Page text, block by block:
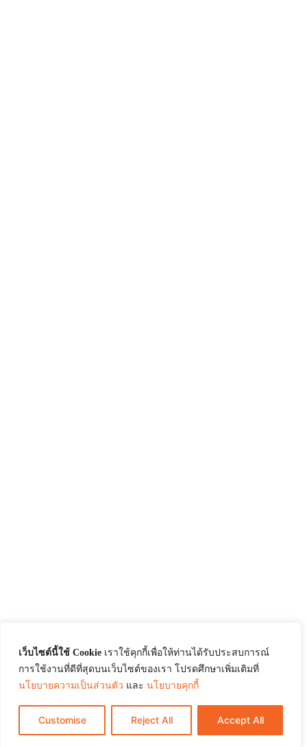
เว็บไซต์นี้ใช้ Cookie เราใช้คุกกี้เพื่อให้ท่านได้รับประสบการณ์
การใช้งานที่ดีที่สุดบนเว็บไซต์ของเรา โปรดศึกษาเพิ่มเติมที่
นโยบายความเป็นส่วนตัว และ นโยบายคุกกี้
Customise Reject All Accept All